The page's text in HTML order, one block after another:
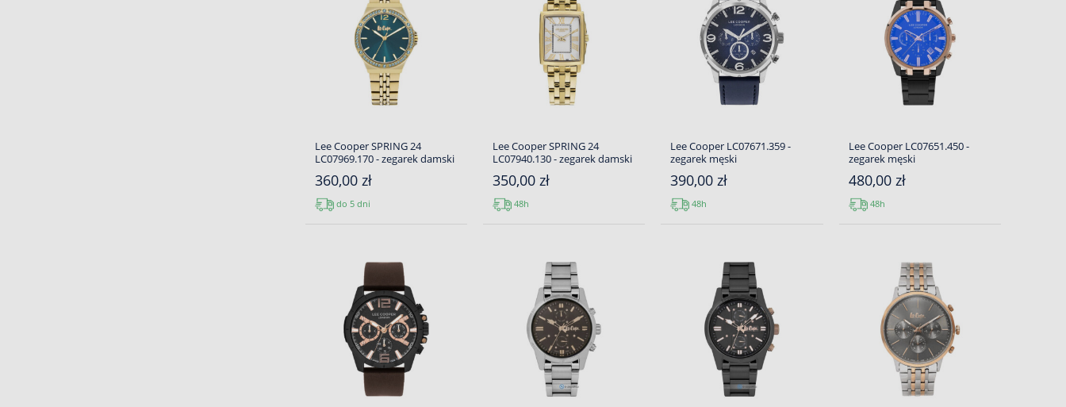
Lee Cooper SPRING 24
LC07969.170 - zegarek damski
360,00 zł
do 5 dni
Lee Cooper SPRING 24
LC07940.130 - zegarek damski
350,00 zł
48h
Lee Cooper LC07671.359 -
zegarek męski
390,00 zł
48h
Lee Cooper LC07651.450 -
zegarek męski
480,00 zł
48h